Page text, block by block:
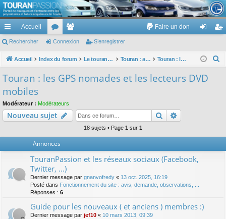
TouranPassion
Le forum des propriétaires ou futurs acquéreurs du Volkswagen Touran
cc
ès
de
Accueil
or
u
e
m
Faire un don
ne nr
Rechercher Connexion S’enregistrer
Accueil Index du forum Le touran dans ses versions I (V1 V2 V3) et II ... Touran : autoradios et GPS Touran : les GPS nomades et les lecteurs DVD mobiles
h
Touran : les GPS nomades et les lecteurs DVD
mobiles
Modérateur : Modérateurs
Nouveau sujet Rechercher
18 sujets • Page 1 sur 1
Annonces
TouranPassion et les réseaux sociaux (Facebook,
Twitter, ...)
Dernier message par gnanvofredy « 13 oct. 2025, 16:19
Posté dans Fonctionnement du site : avis, demande, observations, ...
Réponses : 6
Guide pour les nouveaux ( et anciens ) membres :)
Dernier message par jef10 « 10 mars 2013, 09:39